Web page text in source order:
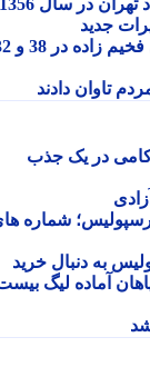
جدید
عکس| سفر به گذشته؛ بیک ایمانوردی و مهدی فخیم زاده در 38 و 32
دادند
در یک جذب
شماره های
به دنبال خرید
آماده لیگ بیست